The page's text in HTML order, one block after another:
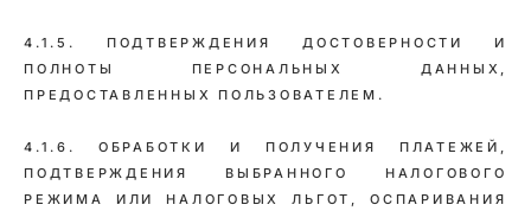
4.1.5. ПОДТВЕРЖДЕНИЯ ДОСТОВЕРНОСТИ И
ПОЛНОТЫ ПЕРСОНАЛЬНЫХ ДАННЫХ,
ПРЕДОСТАВЛЕННЫХ ПОЛЬЗОВАТЕЛЕМ.
4.1.6. ОБРАБОТКИ И ПОЛУЧЕНИЯ ПЛАТЕЖЕЙ,
ПОДТВЕРЖДЕНИЯ ВЫБРАННОГО НАЛОГОВОГО
РЕЖИМА ИЛИ НАЛОГОВЫХ ЛЬГОТ, ОСПАРИВАНИЯ